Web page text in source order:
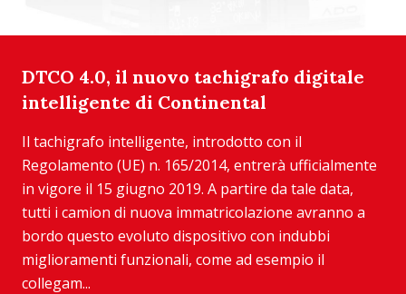
DTCO 4.0, il nuovo tachigrafo digitale
intelligente di Continental
Il tachigrafo intelligente, introdotto con il
Regolamento (UE) n. 165/2014, entrerà ufficialmente
in vigore il 15 giugno 2019. A partire da tale data,
tutti i camion di nuova immatricolazione avranno a
bordo questo evoluto dispositivo con indubbi
miglioramenti funzionali, come ad esempio il
collegam...